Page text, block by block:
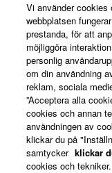
Om Yamaha
Sverige - Swedish
Business
Vi använder
webbplatsen
prestanda, för att
möjliggöra
personlig
om din användning
reklam, sociala
”Acceptera alla
cookies och annan
användningen av
klickar du på
samtycker klickar
cookies och tekniker.